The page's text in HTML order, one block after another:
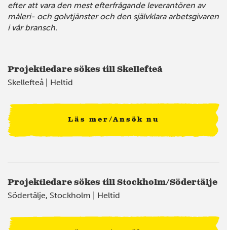
efter att vara den mest efterfrågande leverantören av
måleri- och golvtjänster och den självklara arbetsgivaren
i vår bransch.
Projektledare sökes till Skellefteå
Skellefteå | Heltid
Läs mer/Ansök nu
Projektledare sökes till Stockholm/Södertälje
Södertälje, Stockholm | Heltid